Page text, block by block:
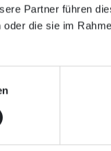
Partner führen
die sie im
Mitte: DRM, RMV,